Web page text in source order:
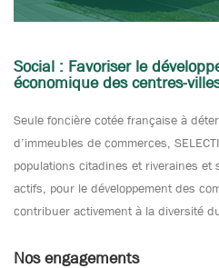
Social : Favoriser le
économique des centres-
Seule foncière cotée française à
d’immeubles de commerces,
populations citadines et riveraines et
actifs, pour le développement des
contribuer activement à la diversité
Nos engagements